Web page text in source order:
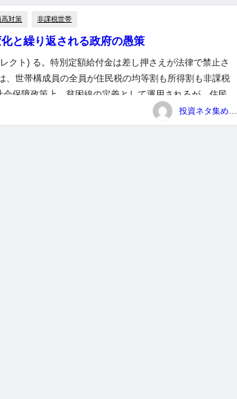
高対策 非課税世帯
と繰り返される政府の愚策
クト) る。特別定額給付金は差し押さえが法律で禁止さ
、世帯構成員の全員が住民税の均等割も所得割も非課税
保障政策上、貧困線の定義として運用されるが、住民税
を把握する統計データは存在していない。…...
投資ネタ集めておいたのだ！管理人